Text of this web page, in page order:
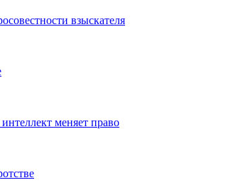
взыскателя
меняет право